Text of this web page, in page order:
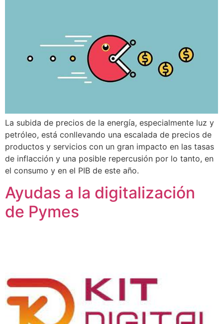
La subida de precios de la energía, especialmente luz y
petróleo, está conllevando una escalada de precios de
productos y servicios con un gran impacto en las tasas
de inflacción y una posible repercusión por lo tanto, en
el consumo y en el PIB de este año.
Ayudas a la digitalización
de Pymes